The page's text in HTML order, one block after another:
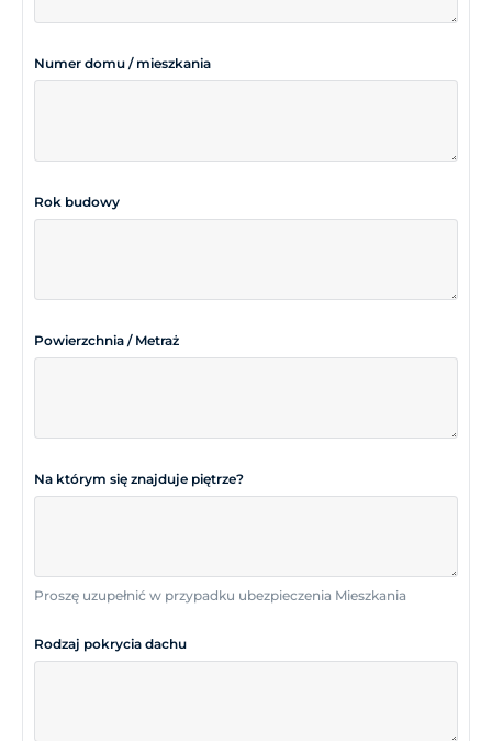
Numer domu / mieszkania
Rok budowy
Powierzchnia / Metraż
Na którym się znajduje piętrze?
Proszę uzupełnić w przypadku ubezpieczenia Mieszkania
Rodzaj pokrycia dachu